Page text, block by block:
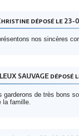
déposé le 23-
nos sincères
SAUVAGE déposé
de très bons
la famille.